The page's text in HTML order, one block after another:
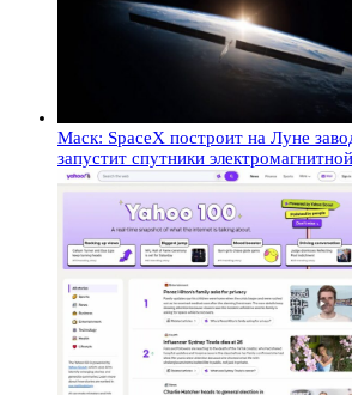
Маск: SpaceX построит на Луне
запустит спутники